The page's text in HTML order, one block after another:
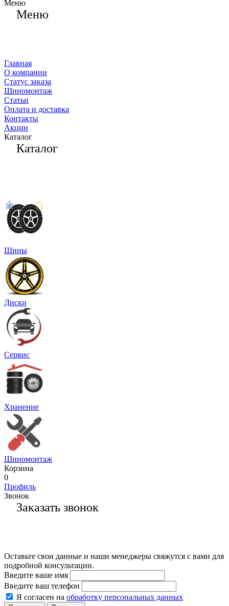
Меню
Меню
Главная
О компании
Статус заказа
Шиномонтаж
Статьи
Оплата и доставка
Контакты
Акции
Каталог
Каталог
Шины
Диски
Сервис
Хранение
Шиномонтаж
Корзина
0
Профиль
Звонок
Заказать звонок
Оставьте свои данные и наши менеджеры свяжутся с вами для
подробной консультации.
Введите ваше имя
Введите ваш телефон
Я согласен на обработку персональных данных